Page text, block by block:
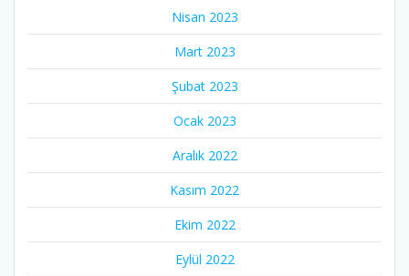
Nisan 2023
Mart 2023
Şubat 2023
Ocak 2023
Aralık 2022
Kasım 2022
Ekim 2022
Eylül 2022